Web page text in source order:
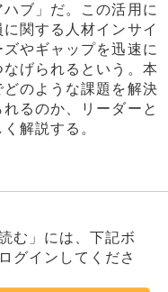
ブ」だ。この活用に
関する人材インサイ
やギャップを迅速に
げられるという。本
のような課題を解決
るのか、リーダーと
解説する。
む」には、下記ボ
グインしてくださ